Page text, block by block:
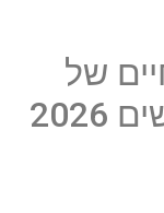
של
גמר ליגת האלופות לנשים 2026